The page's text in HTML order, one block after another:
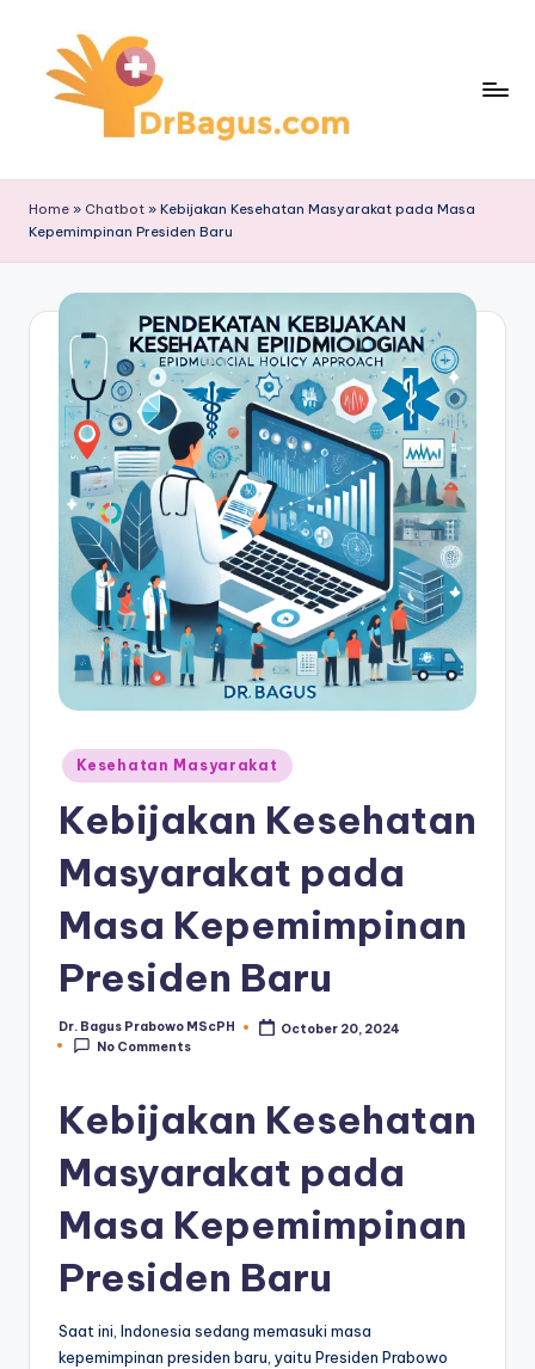
content
Home » Chatbot » Kebijakan Kesehatan Masyarakat pada Masa
Kepemimpinan Presiden Baru
Posted
in
Kesehatan Masyarakat
Kebijakan Kesehatan
Masyarakat pada
Masa Kepemimpinan
Presiden Baru
Posted
by
Dr. Bagus Prabowo MScPH
October 20, 2024
No Comments
Kebijakan Kesehatan
Masyarakat pada
Masa Kepemimpinan
Presiden Baru
Saat ini, Indonesia sedang memasuki masa
kepemimpinan presiden baru, yaitu Presiden Prabowo